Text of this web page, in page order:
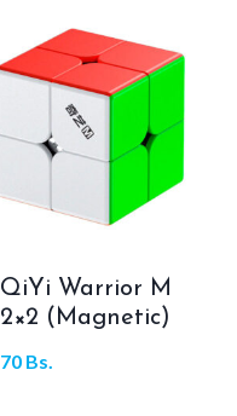
QiYi Warrior M
2×2 (Magnetic)
70 Bs.